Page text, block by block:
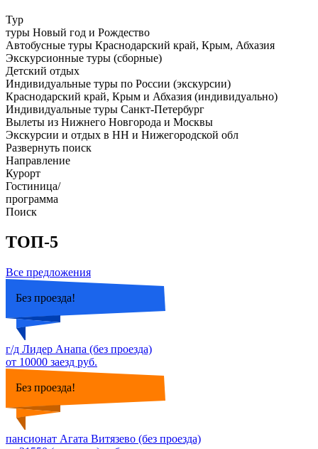
Тур
туры Новый год и Рождество
Автобусные туры Краснодарский край, Крым, Абхазия
Экскурсионные туры (сборные)
Детский отдых
Индивидуальные туры по России (экскурсии)
Краснодарский край, Крым и Абхазия (индивидуально)
Индивидуальные туры Санкт-Петербург
Вылеты из Нижнего Новгорода и Москвы
Экскурсии и отдых в НН и Нижегородской обл
Развернуть поиск
Направление
Курорт
Гостиница/
программа
Поиск
ТОП-5
Все предложения
Без проезда!
г/д Лидер Анапа (без проезда)
от 10000 заезд руб.
Без проезда!
пансионат Агата Витязево (без проезда)